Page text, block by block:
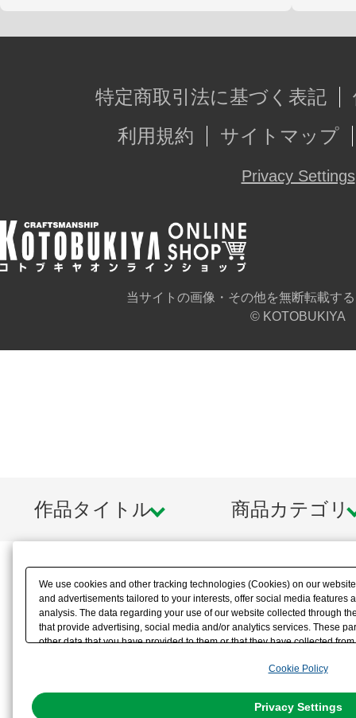
特定商取引法に基づく表記
利用規約
サイトマップ
Privacy Settings
当サイトの画像・その他を無断転載す
© KOTOBUKIYA
作品タイトル 商品カテゴリ
We use cookies and other tracking technologies (Cookies) on our
and advertisements tailored to your interests, offer social media features
analysis. The data regarding your use of our website collected through
that provide advertising, social media and/or analytics services. These
other data that you have provided to them or that they have collected
the use of all Cookies except for Strictly Necessary Cookies, please
Cookie Policy
Privacy Settings